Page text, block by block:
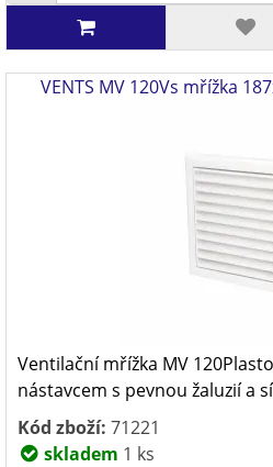
VENTS MV 120Vs mřížka
Ventilační mřížka MV
nástavcem s pevnou žaluzií a
Kód zboží: 71221
skladem 1 ks